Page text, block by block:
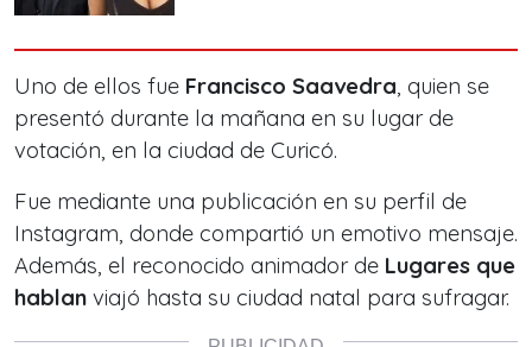
Uno de ellos fue Francisco Saavedra, quien se
presentó durante la mañana en su lugar de
votación, en la ciudad de Curicó.
Fue mediante una publicación en su perfil de
Instagram, donde compartió un emotivo mensaje.
Además, el reconocido animador de Lugares que
hablan viajó hasta su ciudad natal para sufragar.